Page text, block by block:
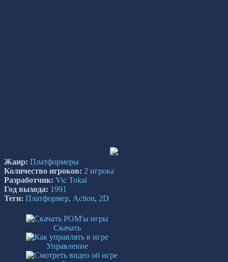
Жанр: Платформеры
Количество игроков: 2 игрока
Разработчик: Vic Tokai
Год выхода: 1991
Теги: Платформер, Action, 2D
Скачать
Управление